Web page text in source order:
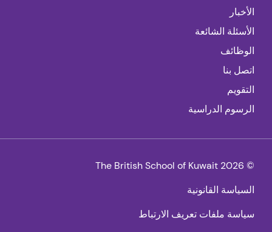
الأخبار
الأسئلة الشائعة
الوظائف
اتصل بنا
التقويم
الرسوم الدراسية
© 2026 The British School of Kuwait
السياسة القانونية
سياسة ملفات تعريف الارتباط